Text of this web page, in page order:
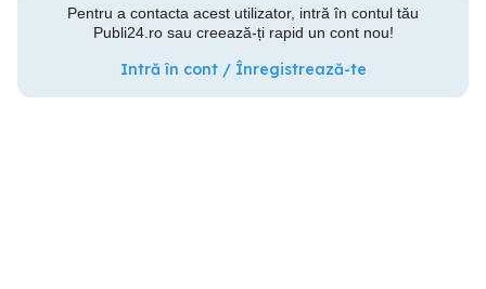
Pentru a contacta acest utilizator, intră în contul tău
Publi24.ro sau creează-ți rapid un cont nou!
Intră în cont / Înregistrează-te